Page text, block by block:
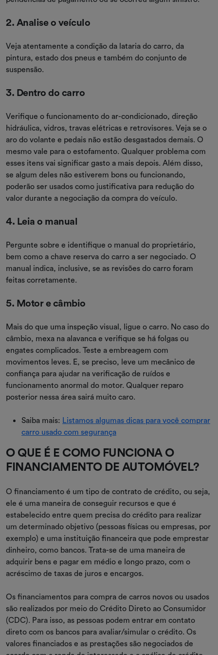
2. Analise o veículo
Veja atentamente a condição da lataria do carro, da
pintura, estado dos pneus e também do conjunto de
suspensão.
3. Dentro do carro
Verifique o funcionamento do ar-condicionado, direção
hidráulica, vidros, travas elétricas e retrovisores. Veja se o
aro do volante e pedais não estão desgastados demais. O
mesmo vale para o estofamento. Qualquer problema com
esses itens vai significar gasto a mais depois. Além disso,
se algum deles não estiverem bons ou funcionando,
poderão ser usados como justificativa para redução do
valor durante a negociação da compra do veículo.
4. Leia o manual
Pergunte sobre e identifique o manual do proprietário,
bem como a chave reserva do carro a ser negociado. O
manual indica, inclusive, se as revisões do carro foram
feitas corretamente.
5. Motor e câmbio
Mais do que uma inspeção visual, ligue o carro. No caso do
câmbio, mexa na alavanca e verifique se há folgas ou
engates complicados. Teste a embreagem com
movimentos leves. E, se preciso, leve um mecânico de
confiança para ajudar na verificação de ruídos e
funcionamento anormal do motor. Qualquer reparo
posterior nessa área sairá muito caro.
Saiba mais: Listamos algumas dicas para você comprar
carro usado com segurança
O QUE É E COMO FUNCIONA O
FINANCIAMENTO DE AUTOMÓVEL?
O financiamento é um tipo de contrato de crédito, ou seja,
ele é uma maneira de conseguir recursos e que é
estabelecido entre quem precisa do crédito para realizar
um determinado objetivo (pessoas físicas ou empresas, por
exemplo) e uma instituição financeira que pode emprestar
dinheiro, como bancos. Trata-se de uma maneira de
adquirir bens e pagar em médio e longo prazo, com o
acréscimo de taxas de juros e encargos.
Os financiamentos para compra de carros novos ou usados
são realizados por meio do Crédito Direto ao Consumidor
(CDC). Para isso, as pessoas podem entrar em contato
direto com os bancos para avaliar/simular o crédito. Os
valores financiados e as prestações são negociados de